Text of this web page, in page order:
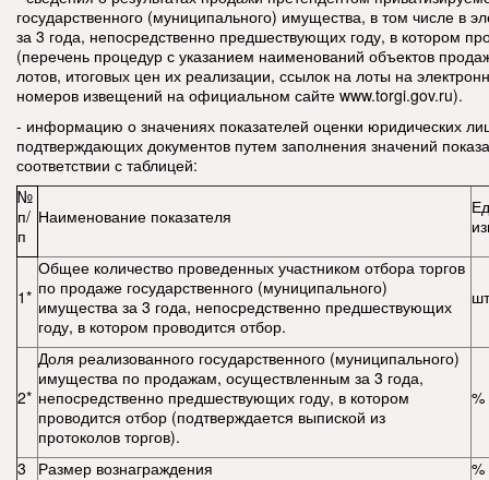
государственного (муниципального) имущества, в том числе в
за 3 года, непосредственно предшествующих году, в котором
(перечень процедур с указанием наименований объектов
лотов, итоговых цен их реализации, ссылок на лоты на
номеров извещений на официальном сайте www.torgi.gov.ru).
- информацию о значениях показателей оценки юридических
подтверждающих документов путем заполнения значений
соответствии с таблицей:
№
п/
п
Наименование показателя
1*
Общее количество проведенных участником отбора торгов
по продаже государственного (муниципального)
имущества за 3 года, непосредственно предшествующих
году, в котором проводится отбор.
2*
Доля реализованного государственного (муниципального)
имущества по продажам, осуществленным за 3 года,
непосредственно предшествующих году, в котором
проводится отбор (подтверждается выпиской из
протоколов торгов).
%
3 Размер вознаграждения %